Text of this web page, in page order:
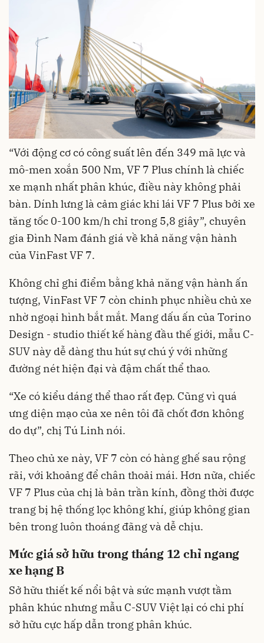
“Với động cơ có công suất lên đến 349 mã lực và
mô-men xoắn 500 Nm, VF 7 Plus chính là chiếc
xe mạnh nhất phân khúc, điều này không phải
bàn. Dính lưng là cảm giác khi lái VF 7 Plus bởi xe
tăng tốc 0-100 km/h chỉ trong 5,8 giây”, chuyên
gia Đình Nam đánh giá về khả năng vận hành
của VinFast VF 7.
Không chỉ ghi điểm bằng khả năng vận hành ấn
tượng, VinFast VF 7 còn chinh phục nhiều chủ xe
nhờ ngoại hình bắt mắt. Mang dấu ấn của Torino
Design - studio thiết kế hàng đầu thế giới, mẫu C-
SUV này dễ dàng thu hút sự chú ý với những
đường nét hiện đại và đậm chất thể thao.
“Xe có kiểu dáng thể thao rất đẹp. Cũng vì quá
ưng diện mạo của xe nên tôi đã chốt đơn không
do dự”, chị Tú Linh nói.
Theo chủ xe này, VF 7 còn có hàng ghế sau rộng
rãi, với khoảng để chân thoải mái. Hơn nữa, chiếc
VF 7 Plus của chị là bản trần kính, đồng thời được
trang bị hệ thống lọc không khí, giúp không gian
bên trong luôn thoáng đãng và dễ chịu.
Mức giá sở hữu trong tháng 12 chỉ ngang
xe hạng B
Sở hữu thiết kế nổi bật và sức mạnh vượt tầm
phân khúc nhưng mẫu C-SUV Việt lại có chi phí
sở hữu cực hấp dẫn trong phân khúc.